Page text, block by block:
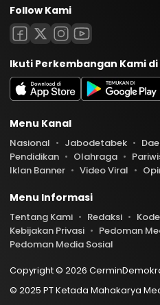
Follow Kami
Ikuti Perkembangan Kami di
Menu Kanal
Nasional Jabodetabek
Pendidikan
Olahraga
Iklan Banner
Video Viral
Menu Informasi
Tentang Kami Redaksi
Kebijakan Privasi
Pedoman
Pedoman Media Sosial
Copyright © 2026
© 2025 PT Ketada Mahakarya